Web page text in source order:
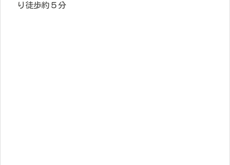
り徒歩約５分